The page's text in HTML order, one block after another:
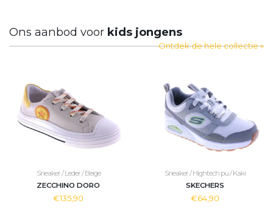
Ons aanbod voor kids jongens
Ontdek de hele collectie »
Sneaker / Leder / Beige
ZECCHINO DORO
€135,90
Sneaker / Hightech pu / Kaki
SKECHERS
€64,90